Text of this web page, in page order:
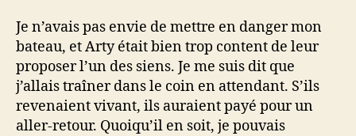
Je n’avais pas envie de mettre en danger mon
bateau, et Arty était bien trop content de leur
proposer l’un des siens. Je me suis dit que
j’allais traîner dans le coin en attendant. S’ils
revenaient vivant, ils auraient payé pour un
aller-retour. Quoiqu’il en soit, je pouvais